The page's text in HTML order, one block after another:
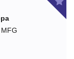
MFG